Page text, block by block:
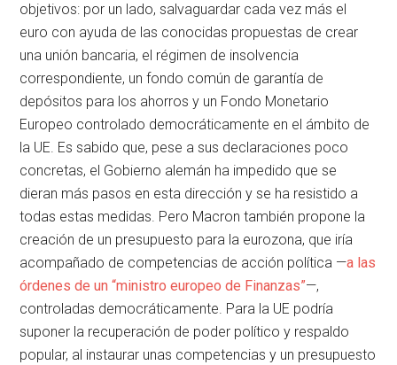
objetivos: por un lado, salvaguardar cada vez más el
euro con ayuda de las conocidas propuestas de crear
una unión bancaria, el régimen de insolvencia
correspondiente, un fondo común de garantía de
depósitos para los ahorros y un Fondo Monetario
Europeo controlado democráticamente en el ámbito de
la UE. Es sabido que, pese a sus declaraciones poco
concretas, el Gobierno alemán ha impedido que se
dieran más pasos en esta dirección y se ha resistido a
todas estas medidas. Pero Macron también propone la
creación de un presupuesto para la eurozona, que iría
acompañado de competencias de acción política —a las
órdenes de un “ministro europeo de Finanzas”—,
controladas democráticamente. Para la UE podría
suponer la recuperación de poder político y respaldo
popular, al instaurar unas competencias y un presupuesto